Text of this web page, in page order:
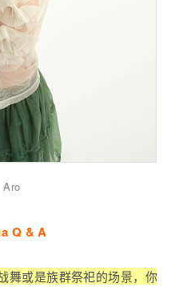
Aro
Q & A
舞或是族群祭祀的场景，你